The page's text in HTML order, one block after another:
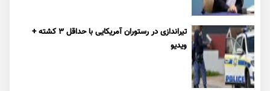
تیراندازی در رستوران آمریکایی با حداقل ۳ کشته +
ویدیو